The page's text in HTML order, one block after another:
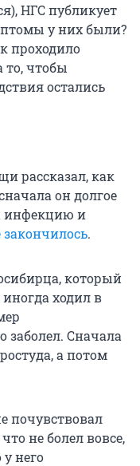
НГС публикует
у них были?
проходило
то, чтобы
остались
рассказал, как
он долгое
инфекцию и
закончилось.
который
ходил в
заболел. Сначала
а потом
почувствовал
не болел вовсе,
него